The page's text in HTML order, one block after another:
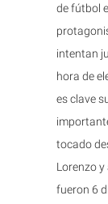
de fútbol
intentan
hora de
es clave
tocado
Lorenzo
fueron 6